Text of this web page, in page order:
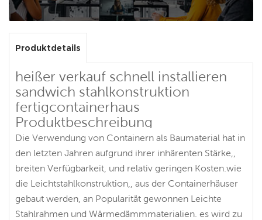
Produktdetails
heißer verkauf schnell installieren
sandwich stahlkonstruktion
fertigcontainerhaus
Produktbeschreibung
Die Verwendung von Containern als Baumaterial hat in
den letzten Jahren aufgrund ihrer inhärenten Stärke,,
breiten Verfügbarkeit, und relativ geringen Kosten.wie
die Leichtstahlkonstruktion,, aus der Containerhäuser
gebaut werden, an Popularität gewonnen Leichte
Stahlrahmen und Wärmedämmmaterialien. es wird zu